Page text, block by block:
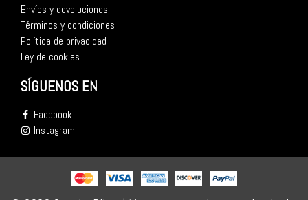
Envíos y devoluciones
Términos y condiciones
Política de privacidad
Ley de cookies
SÍGUENOS EN
Facebook
Instagram